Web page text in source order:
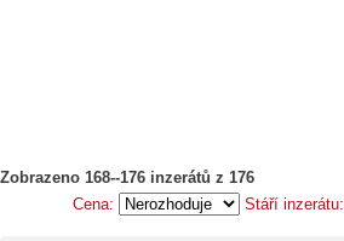
Zobrazeno 168--176 inzerátů z 176
Cena:
Stáří inzerátu: